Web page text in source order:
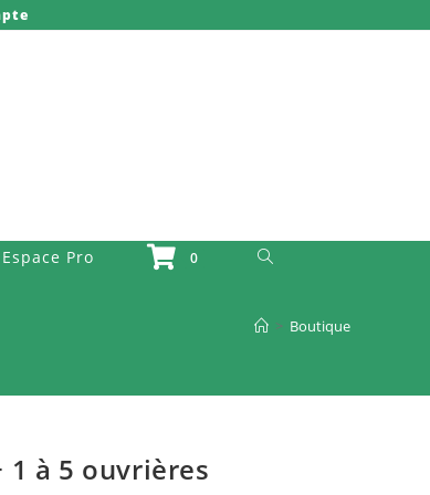
Espace Pro 0 Toggle Website Search
> Boutique
1 à 5 ouvrières